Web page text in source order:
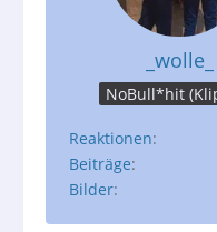
_wolle_
NoBull*hit
Reaktionen
Beiträge
Bilder